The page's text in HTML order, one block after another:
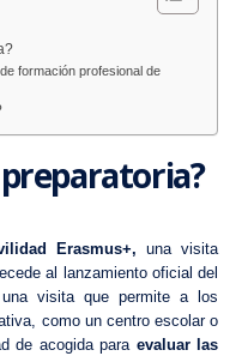
formación profesional de
Erasmus+, una visita
al lanzamiento oficial del
visita que permite a los
como un centro escolar o
de acogidapara evaluar las